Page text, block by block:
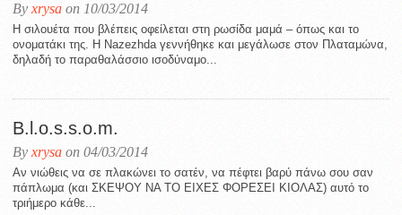
By xrysa on 10/03/2014
H σιλουέτα που βλέπεις οφείλεται στη ρωσίδα μαμά – όπως και το
ονοματάκι της. Η Nazezhda γεννήθηκε και μεγάλωσε στον Πλαταμώνα,
δηλαδή το παραθαλάσσιο ισοδύναμο...
B.l.o.s.s.o.m.
By xrysa on 04/03/2014
Αν νιώθεις να σε πλακώνει το σατέν, να πέφτει βαρύ πάνω σου σαν
πάπλωμα (και ΣΚΕΨΟΥ ΝΑ ΤΟ ΕΙΧΕΣ ΦΟΡΕΣΕΙ ΚΙΟΛΑΣ) αυτό το
τριήμερο κάθε...